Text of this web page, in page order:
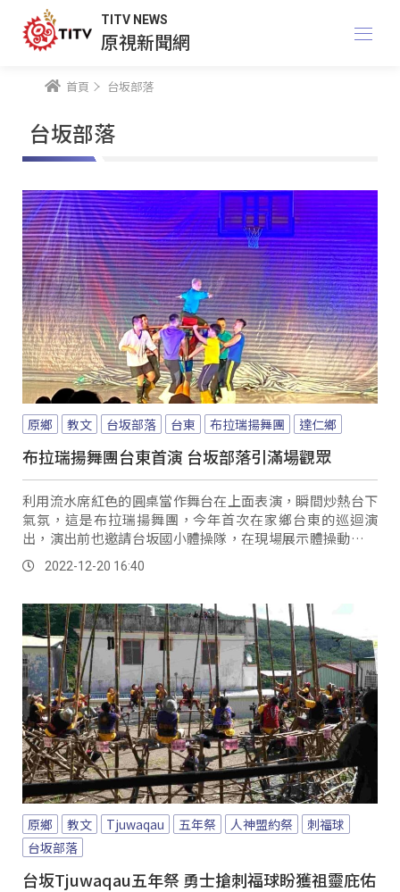
TITV NEWS
原視新聞網
首頁 台坂部落
台坂部落
原鄉 教文 台坂部落 台東 布拉瑞揚舞團 達仁鄉
布拉瑞揚舞團台東首演 台坂部落引滿場觀眾
利用流水席紅色的圓桌當作舞台在上面表演，瞬間炒熱台下
氣氛，這是布拉瑞揚舞團，今年首次在家鄉台東的巡迴演
出，演出前也邀請台坂國小體操隊，在現場展示體操動作及
隊呼表演，展現在地體操搖籃的特色，金曲歌王桑布伊也參
與演出行列。
2022-12-20 16:40
原鄉 教文 Tjuwaqau 五年祭 人神盟約祭
刺福球
台坂部落
台坂Tjuwaqau五年祭 勇士搶刺福球盼獲祖靈庇佑